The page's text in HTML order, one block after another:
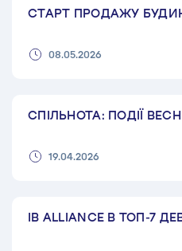
СТАРТ ПРОДАЖУ
08.05.2026
СПІЛЬНОТА: ПОДІЇ
19.04.2026
IB ALLIANCE В ТОП-7